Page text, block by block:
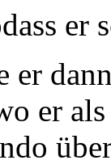
er
er
er